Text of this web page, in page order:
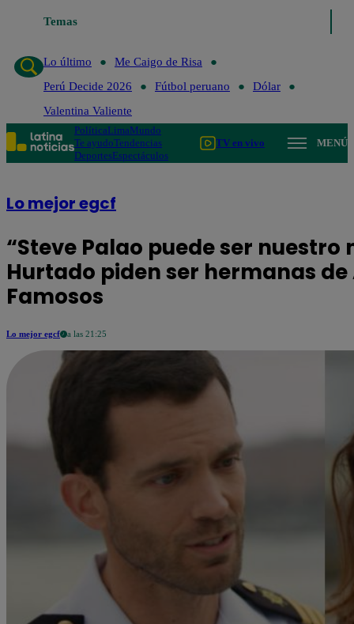
Temas
Lo último
Lo último
Me Caigo de Risa
Perú Decide 2026
Fútbol peruano
Dólar
Valentina Valiente
PolíticaLimaMundo
Te ayudoTendencias
DeportesEspectáculos
TV en vivo MENÚ
Lo mejor egcf
“Steve Palao puede ser
Hurtado piden ser hermanas de
Famosos
Lo mejor egcf a las 21:25